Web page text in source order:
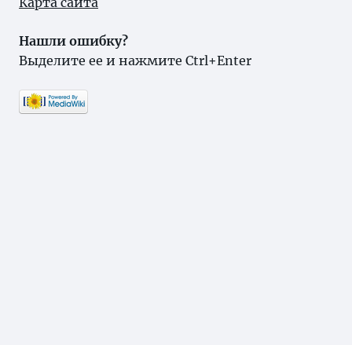
Нашли ошибку?
Выделите ее и нажмите Ctrl+Enter